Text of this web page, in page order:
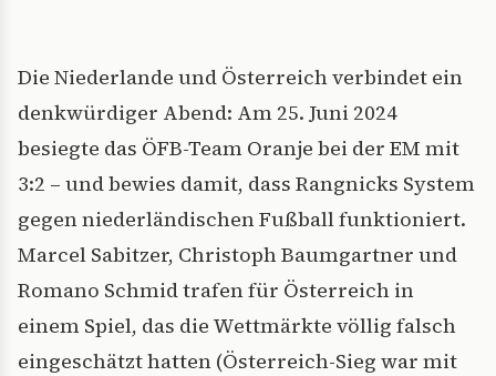
Die Niederlande und Österreich verbindet ein
denkwürdiger Abend: Am 25. Juni 2024
besiegte das ÖFB-Team Oranje bei der EM mit
3:2 – und bewies damit, dass Rangnicks System
gegen niederländischen Fußball funktioniert.
Marcel Sabitzer, Christoph Baumgartner und
Romano Schmid trafen für Österreich in
einem Spiel, das die Wettmärkte völlig falsch
eingeschätzt hatten (Österreich-Sieg war mit